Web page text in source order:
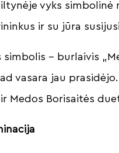
vyks
ir su jūra
simbolis – burlaivis
vasara jau
ir Medos Borisaitės